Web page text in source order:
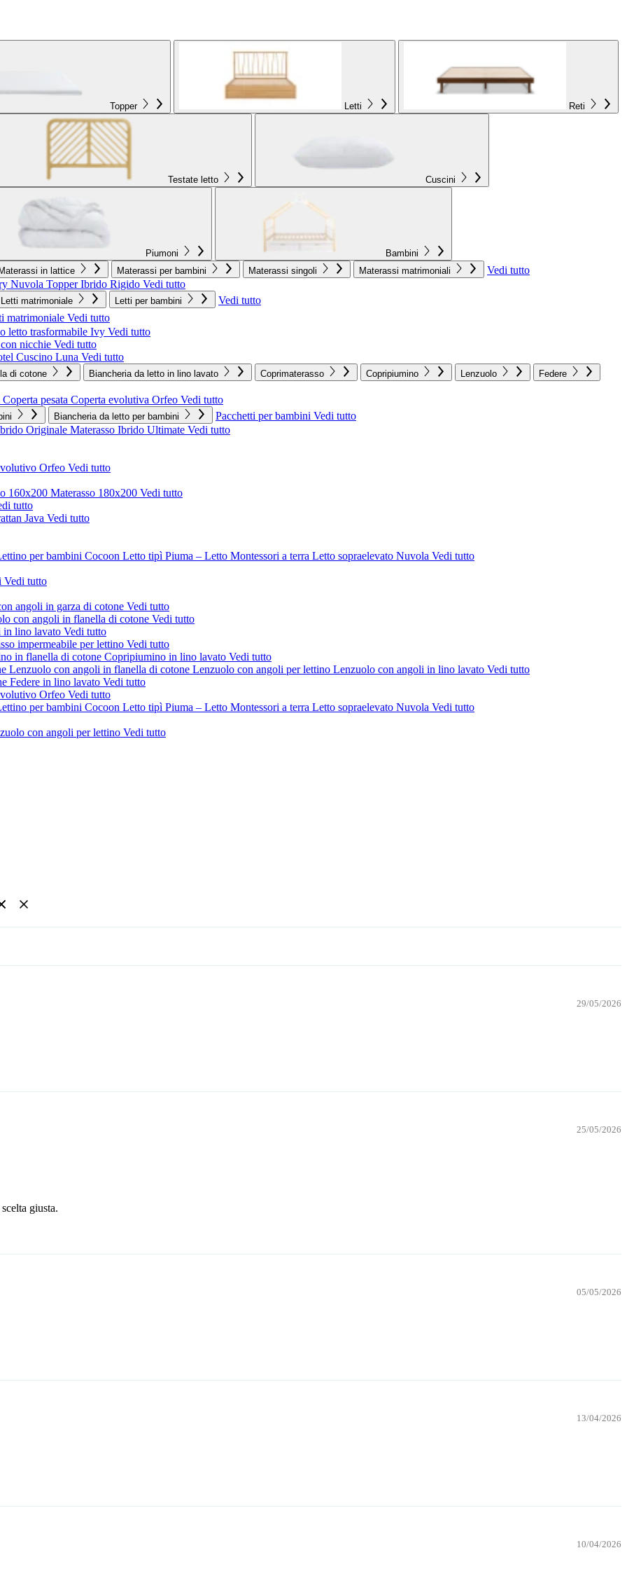
Topper Letti Reti
Testate letto Cuscini
Piumoni
Bambini
Materassi in lattice Materassi per bambini Materassi singoli Materassi matrimoniali
Vedi tutto
Nuvola Topper Ibrido Rigido Vedi tutto
Letti matrimoniale Letti per bambini Vedi tutto
matrimoniale Vedi tutto
letto trasformabile Ivy Vedi tutto
nicchie Vedi tutto
Cuscino Luna Vedi tutto
di cotone Biancheria da letto in lino lavato Coprimaterasso Copripiumino Lenzuolo Federe
Coperta pesata Coperta evolutiva Orfeo Vedi tutto
Biancheria da letto per bambini Pacchetti per bambini Vedi tutto
Originale Materasso Ibrido Ultimate Vedi tutto
Orfeo Vedi tutto
160x200 Materasso 180x200 Vedi tutto
tutto
Java Vedi tutto
per bambini Cocoon Letto tipì Piuma – Letto Montessori a terra Letto sopraelevato Nuvola Vedi tutto
Vedi tutto
angoli in garza di cotone Vedi tutto
con angoli in flanella di cotone Vedi tutto
in lino lavato Vedi tutto
impermeabile per lettino Vedi tutto
in flanella di cotone Copripiumino in lino lavato Vedi tutto
Lenzuolo con angoli in flanella di cotone Lenzuolo con angoli per lettino Lenzuolo con angoli in lino lavato Vedi tutto
Federe in lino lavato Vedi tutto
Orfeo Vedi tutto
per bambini Cocoon Letto tipì Piuma – Letto Montessori a terra Letto sopraelevato Nuvola Vedi tutto
con angoli per lettino Vedi tutto
29/05/2026
25/05/2026
giusta.
05/05/2026
13/04/2026
10/04/2026